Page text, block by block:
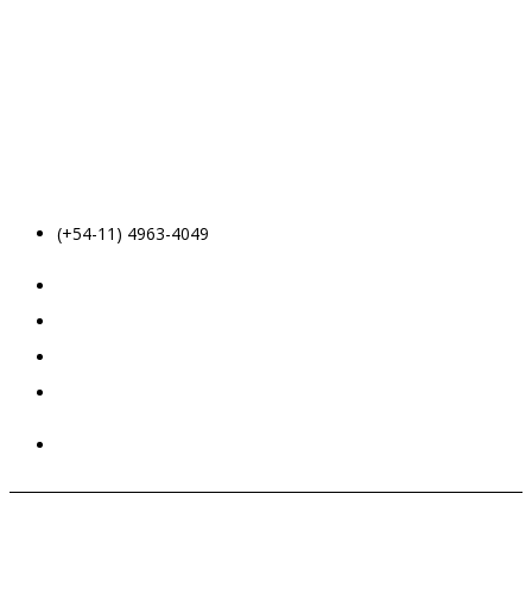
(+54-11) 4963-4049